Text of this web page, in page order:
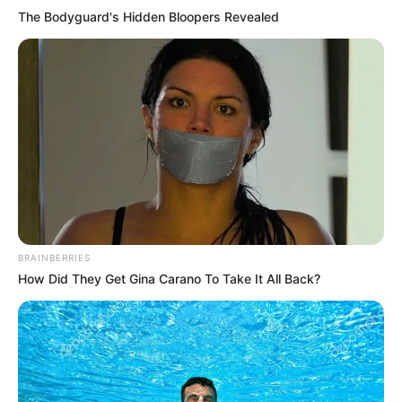
Medina Dina
Di tahun 2023, ia dikabarkan dekat dengan Medina Dina bahkan
Gading memberikan kejutan pada Medina. Gadis tersebut adalah
The Bodyguard's Hidden Bloopers Revealed
BRAINBERRIES
How Did They Get Gina Carano To Take It All Back?